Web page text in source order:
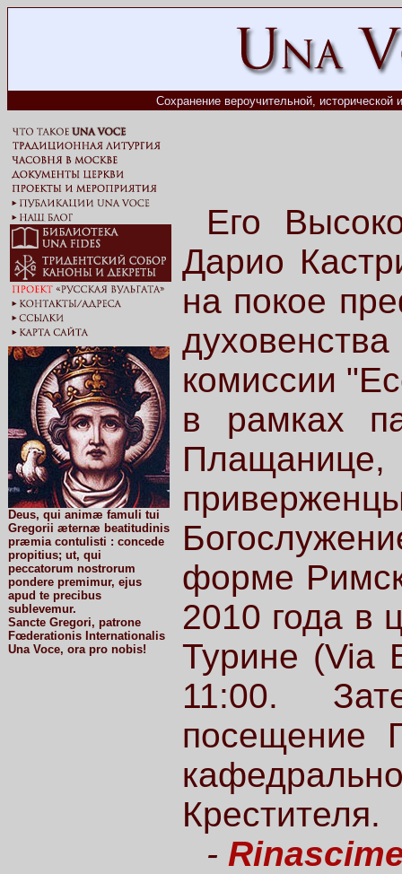
Сохранение вероучительной, исторической
Deus, qui animæ famuli tui
Gregorii æternæ beatitudinis
præmia contulisti : concede
propitius; ut, qui
peccatorum nostrorum
pondere premimur, ejus
apud te precibus
sublevemur.
Sancte Gregori, patrone
Fœderationis Internationalis
Una Voce, ora pro nobis!
Его
Дарио
на покое
комиссии
в рамках
Плащанице,
форме
2010 года в
Турине (Via
11:00.
посещение
Крестителя.
-